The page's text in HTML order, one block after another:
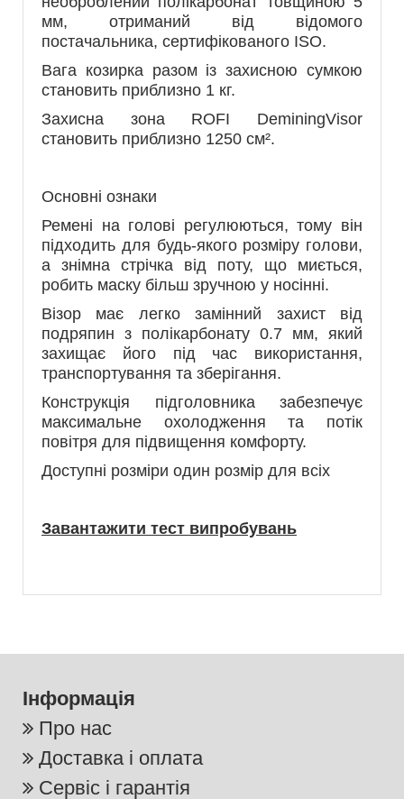
мм, отриманий від відомого
постачальника, сертифікованого ISO.
Вага козирка разом із захисною сумкою
становить приблизно 1 кг.
Захисна зона ROFI DeminingVisor
становить приблизно 1250 см².
Основні ознаки
Ремені на голові регулюються, тому він
підходить для будь-якого розміру голови,
а знімна стрічка від поту, що миється,
робить маску більш зручною у носінні.
Візор має легко замінний захист від
подряпин з полікарбонату 0.7 мм, який
захищає його під час використання,
транспортування та зберігання.
Конструкція підголовника забезпечує
максимальне охолодження та потік
повітря для підвищення комфорту.
Доступні розміри один розмір для всіх
Завантажити тест випробувань
Інформація
Про нас
Доставка і оплата
Сервіс і гарантія